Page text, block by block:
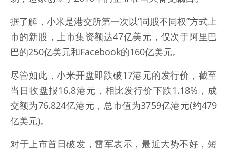
据了解，小米是港交所第一次以“同股不同权”方式上
市的新股，上市集资额达47亿美元，仅次于阿里巴
巴的250亿美元和Facebook的160亿美元。
尽管如此，小米开盘即跌破17港元的发行价，截至
当日收盘报16.8港元，相比发行价下跌1.18%，成
交额为76.824亿港元，总市值为3759亿港元(约479
亿美元)。
对于上市首日破发，雷军表示，最近大势不好，短